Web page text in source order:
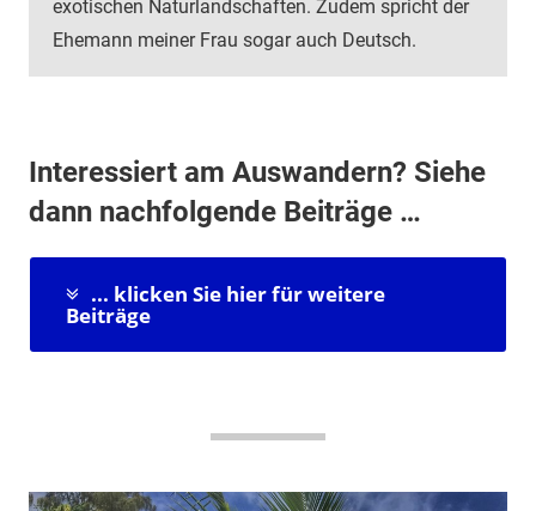
exotischen Naturlandschaften. Zudem spricht der
Ehemann meiner Frau sogar auch Deutsch.
Interessiert am Auswandern? Siehe
dann nachfolgende Beiträge …
... klicken Sie hier für weitere
Beiträge